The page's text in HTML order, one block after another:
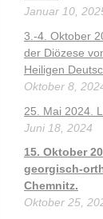
Januar 10,
3.-4. Oktober
der Diözese
Heiligen
Oktober 8,
25. Mai 2024.
Juni 18, 2024
15. Oktober
georgisch-
Chemnitz.
Oktober 25,